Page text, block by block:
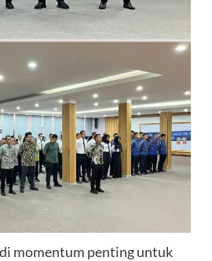
momentum penting untuk